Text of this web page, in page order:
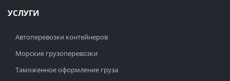
УСЛУГИ
Автоперевозки контейнеров
Морские грузоперевозки
Таможенное оформление груза